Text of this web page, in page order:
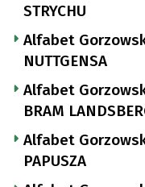
STRYCHU
Alfabet Gorzowski
NUTTGENSA
Alfabet
BRAM
Alfabet
PAPUSZA